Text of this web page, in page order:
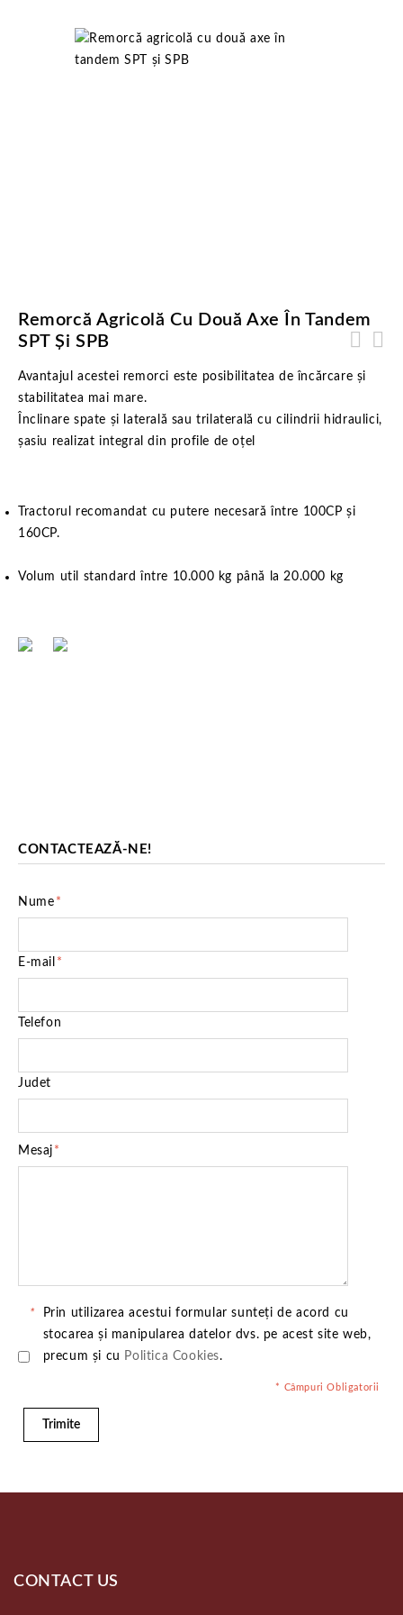
Remorcă Agricolă Cu Două Axe În Tandem
SPT Și SPB
Avantajul acestei remorci este posibilitatea de încărcare și
stabilitatea mai mare.
Înclinare spate și laterală sau trilaterală cu cilindrii hidraulici,
șasiu realizat integral din profile de oțel
Tractorul recomandat cu putere necesară între 100CP și
160CP.
Volum util standard între 10.000 kg până la 20.000 kg
CONTACTEAZĂ-NE!
*
Nume
*
E-mail
Telefon
Judet
*
Mesaj
*
Prin utilizarea acestui formular sunteți de acord cu
stocarea și manipularea datelor dvs. pe acest site web,
precum și cu Politica Cookies.
* Câmpuri Obligatorii
Trimite
CONTACT US